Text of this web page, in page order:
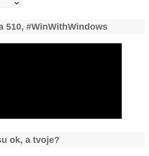
510, #WinWithWindows
ok, a tvoje?